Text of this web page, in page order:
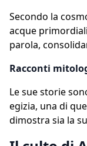
Secondo la
acque
parola,
Racconti
Le sue storie
egizia, una di
dimostra sia la